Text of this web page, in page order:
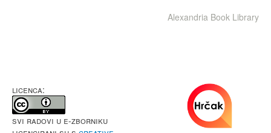
Alexandria Book Library
LICENCA:
Svi radovi u e-Zborniku